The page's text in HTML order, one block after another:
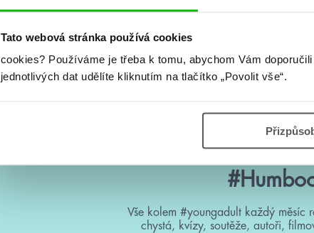
Tato webová stránka používá cookies
cookies? Používáme je třeba k tomu, abychom Vám
jednotlivých dat udělíte kliknutím na tlačítko „Povolit vše“.
Žádné knihy
Vše kolem #youngadult každý měsíc
chystá, kvízy, soutěže, autoři,